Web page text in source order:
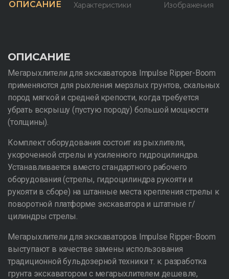
ОПИСАНИЕ Характеристики Изображения
ОПИСАНИЕ
Мегарыхлители для экскаваторов Impulse Ripper-Boom
применяются для рыхления мерзлых грунтов, скальных
пород мягкой и средней крепости, когда требуется
убрать вскрышу (пустую породу) большой мощности
(толщины).
Комплект оборудования состоит из рыхлителя,
укороченной стрелы и усиленного гидроцилиндра.
Устанавливается вместо стандартного рабочего
оборудования (стрелы, гидроцилиндра рукояти и
рукояти в сборе) на штанные места крепления стрелы к
поворотной платформе экскаватора и штатные г/
цилиндры стрелы.
Мегарыхлители для экскаваторов Impulse Ripper-Boom
выступают в качестве замены использования
традиционной бульдозерной техники т. к. разработка
грунта экскаватором с мегарыхлителем дешевле,